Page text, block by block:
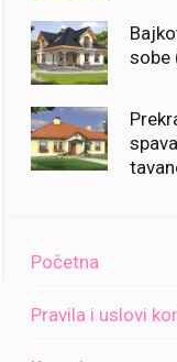
sobe
Početna
Pravila i uslovi